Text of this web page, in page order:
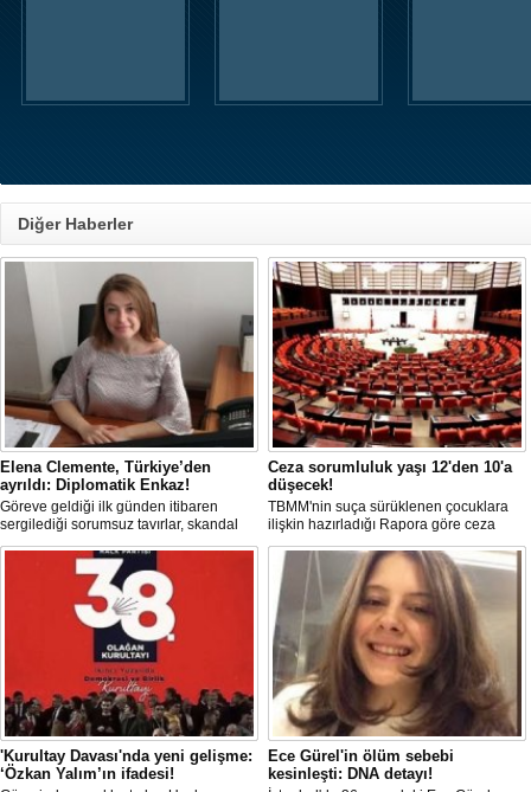
Diğer Haberler
Elena Clemente, Türkiye’den
ayrıldı: Diplomatik Enkaz!
Göreve geldiği ilk günden itibaren
sergilediği sorumsuz tavırlar, skandal
kararlar ve özellikle Türk öğrencilere
uyguladığı vize ambargosuyla tepkilerin
odağında olan İtalya’nın İstanbul
Başkonsolosu Elena Clemente’nin
Türkiye’deki görevi nihayet sona erdi.
Ceza sorumluluk yaşı 12'den 10'a
düşecek!
TBMM'nin suça sürüklenen çocuklara
ilişkin hazırladığı Rapora göre ceza
sorumluluğu yaşının; 12'den 10'a
düşürülmesi planlanıyor.
'Kurultay Davası'nda yeni gelişme:
‘Özkan Yalım’ın ifadesi!
Ece Gürel'in ölüm sebebi
kesinleşti: DNA detayı!